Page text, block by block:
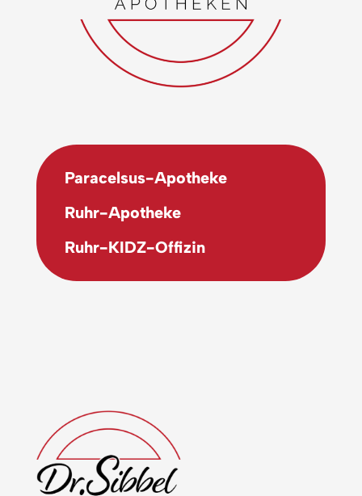
Paracelsus-Apotheke
Ruhr-Apotheke
Ruhr-KIDZ-Offizin